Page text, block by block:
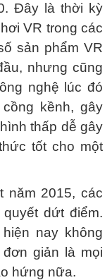
Đây là thời kỳ
VR trong các
sản phẩm VR
nhưng cũng
nghệ lúc đó
kềnh, gây
thấp dễ gây
tốt cho một
năm 2015, các
dứt điểm.
nay không
giản là mọi
hứng nữa.